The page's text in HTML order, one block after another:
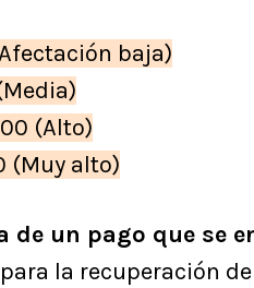
baja)
(Alto)
(Muy alto)
de un pago que se
la recuperación